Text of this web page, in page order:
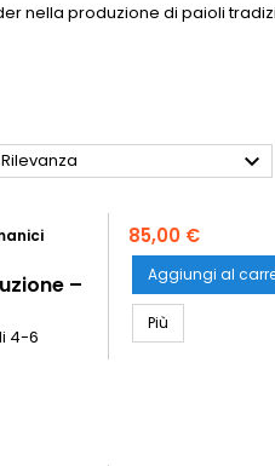
nella produzione di paioli
Rilevanza 
–
4-6
85,00 €
Aggiungi al
Più